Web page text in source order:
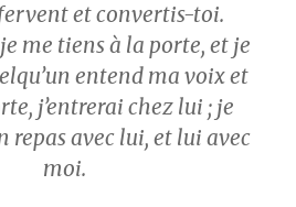
et convertis-toi.
me tiens à la porte, et je
entend ma voix et
j’entrerai chez lui ; je
repas avec lui, et lui avec
moi.